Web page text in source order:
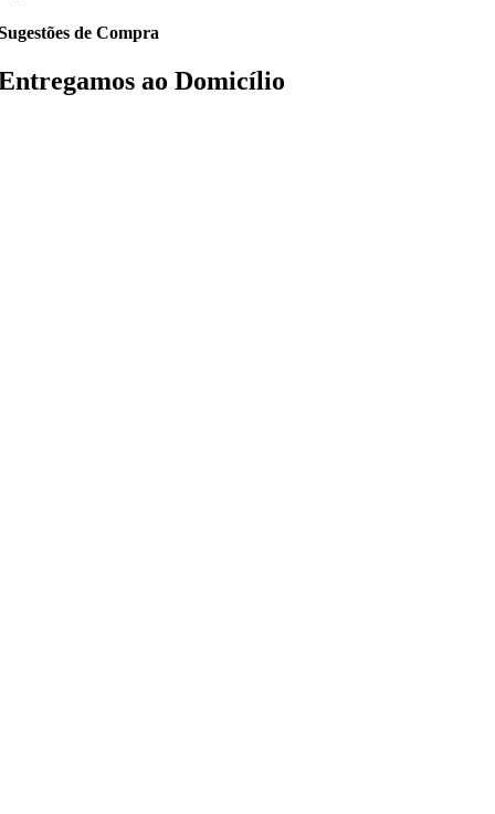
de Compra
ao Domicílio